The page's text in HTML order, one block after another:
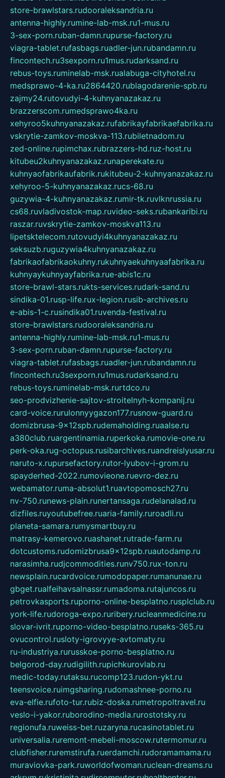
store-brawlstars.rudooraleksandria.ru
antenna-highly.rumine-lab-msk.ru1-mus.ru
3-sex-porn.ruban-damn.rupurse-factory.ru
viagra-tablet.rufasbags.ruadler-jun.rubandamn.ru
fincontech.ru3sexporn.ru1mus.rudarksand.ru
rebus-toys.ruminelab-msk.rualabuga-cityhotel.ru
medsprawo-4-ka.ru2864420.rublagodarenie-spb.ru
zajmy24.rutovudyi-4-kuhnyanazakaz.ru
brazzerscom.rumedsprawo4ka.ru
xehyroo5kuhnyanazakaz.rufabrikayfabrikaefabrika.ru
vskrytie-zamkov-moskva-113.rubiletnadom.ru
zed-online.rupimchax.rubrazzers-hd.ruz-host.ru
kitubeu2kuhnyanazakaz.runaperekate.ru
kuhnyaofabrikaufabrik.rukitubeu-2-kuhnyanazakaz.ru
xehyroo-5-kuhnyanazakaz.rucs-68.ru
guzywia-4-kuhnyanazakaz.rumir-tk.ruvlknrussia.ru
cs68.ruvladivostok-map.ruvideo-seks.rubankaribi.ru
raszar.ruvskrytie-zamkov-moskva113.ru
lipetsktelecom.rutovudyi4kuhnyanazakaz.ru
seksuzb.ruguzywia4kuhnyanazakaz.ru
fabrikaofabrikaokuhny.rukuhnyaekuhnyaafabrika.ru
kuhnyaykuhnyayfabrika.rue-abis1c.ru
store-brawl-stars.rukts-services.rudark-sand.ru
sindika-01.rusp-life.rux-legion.rusib-archives.ru
e-abis-1-c.rusindika01.ruvenda-festival.ru
store-brawlstars.rudooraleksandria.ru
antenna-highly.rumine-lab-msk.ru1-mus.ru
3-sex-porn.ruban-damn.rupurse-factory.ru
viagra-tablet.rufasbags.ruadler-jun.rubandamn.ru
fincontech.ru3sexporn.ru1mus.rudarksand.ru
rebus-toys.ruminelab-msk.rurtdco.ru
seo-prodvizhenie-sajtov-stroitelnyh-kompanij.ru
card-voice.rurulonnyygazon177.rusnow-guard.ru
domizbrusa-9x12spb.rudemaholding.ruaalse.ru
a380club.ruargentinamia.ruperkoka.rumovie-one.ru
perk-oka.rug-octopus.rusibarchives.ruandreislyusar.ru
naruto-x.rupursefactory.rutor-lyubov-i-grom.ru
spayderhed-2022.rumovieone.ruevro-dez.ru
webamator.ruma-absolut1.ruavtopomosch27.ru
nv-750.runews-plain.runertansaga.rudelanalad.ru
dizfiles.ruyoutubefree.ruaria-family.ruroadli.ru
planeta-samara.rumysmartbuy.ru
matrasy-kemerovo.ruashanet.rutrade-farm.ru
dotcustoms.rudomizbrusa9x12spb.ruautodamp.ru
narasimha.rudjcommodities.runv750.rux-ton.ru
newsplain.rucardvoice.rumodopaper.rumanunae.ru
gbget.rualfeihavsalnassr.rumadoma.rutajuncos.ru
petrovkasports.ruporno-online-besplatno.rusplclub.ru
york-life.rudoroga-expo.ruribery.rucleanmedicine.ru
slovar-ivrit.ruporno-video-besplatno.ruseks-365.ru
ovucontrol.rusloty-igrovyye-avtomaty.ru
ru-industriya.rurusskoe-porno-besplatno.ru
belgorod-day.rudigilith.rupichkurovlab.ru
medic-today.rutaksu.rucomp123.rudon-ykt.ru
teensvoice.ruimgsharing.rudomashnee-porno.ru
eva-elfie.rufoto-tur.rubiz-doska.rumetropoltravel.ru
veslo-i-yakor.ruborodino-media.rurostotsky.ru
regionufa.ruweiss-bet.ruzaryna.rucasinotablet.ru
universalia.ruremont-mebeli-moscow.rutermomur.ru
clubfisher.ruremstirufa.ruerdamchi.rudoramamama.ru
muraviovka-park.ruworldofwoman.ruclean-dreams.ru